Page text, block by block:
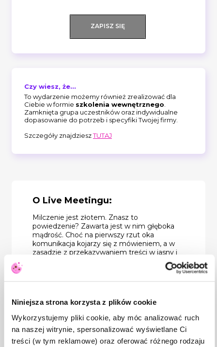
Niniejsza strona korzysta z plików cookie
Wykorzystujemy pliki cookie, aby móc analizować ruch
na naszej witrynie, spersonalizować wyświetlane Ci
treści (w tym reklamowe) oraz oferować różnego rodzaju
ZAPISZ SIĘ
Czy wiesz, że...
To wydarzenie możemy również zrealizować dla
Ciebie w formie szkolenia wewnętrznego
Zamknięta grupa uczestników oraz indywidualne
dopasowanie do potrzeb i specyfiki Twojej firmy.
Szczegóły znajdzieszTUTAJ
O Live Meetingu:
Milczenie jest złotem. Znasz to
powiedzenie? Zawarta jest w nim głęboka
mądrość. Choć na pierwszy rzut oka
komunikacja kojarzy się z mówieniem, a w
zasadzie z przekazywaniem treści w jasny i
zrozumiały sposób, to jeśli tylko na tym się
Skupiają się na tym, co sami mają do
powiedzenia. A potem w efekcie okazuje
się, że w temacie, zadaniu, o które chodziło,
coś poszło nie tak, zostało zrealizowane nie
w terminie, nie w ten sposób itd. Istnieje